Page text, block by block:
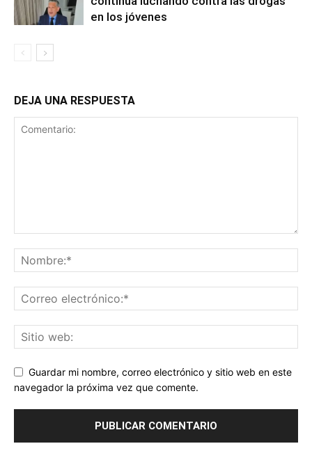
en los jóvenes
DEJA UNA RESPUESTA
Guardar mi nombre, correo electrónico y sitio web en este
navegador la próxima vez que comente.